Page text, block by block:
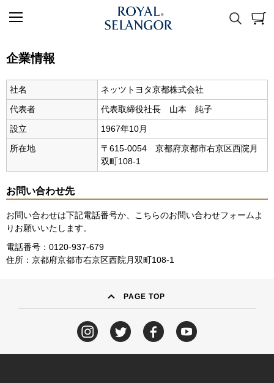
企業情報
社名
ネッツトヨタ京都株式会社
代表者
代表取締役社長 山本 純子
設立
1967年10月
所在地
〒615-0054 京都府京都市右京区西院月
双町108-1
お問い合わせ先
お問い合わせは下記電話番号か、 こちらのお問い合わせフォームよ
りお願いいたします。
電話番号：0120-937-679
住所：京都府京都市右京区西院月双町108-1
PAGE TOP